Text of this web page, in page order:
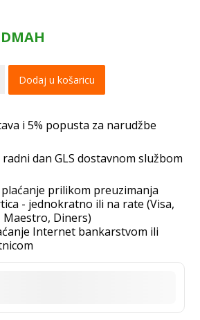
Dodaj u košaricu
i 5% popusta za narudžbe
dan GLS dostavnom službom
prilikom preuzimanja
- jednokratno ili na rate (Visa,
Maestro, Diners)
Internet bankarstvom ili